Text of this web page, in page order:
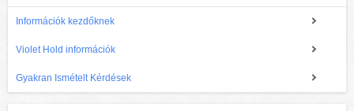
Információk kezdőknek
Violet Hold információk
Gyakran Ismételt Kérdések